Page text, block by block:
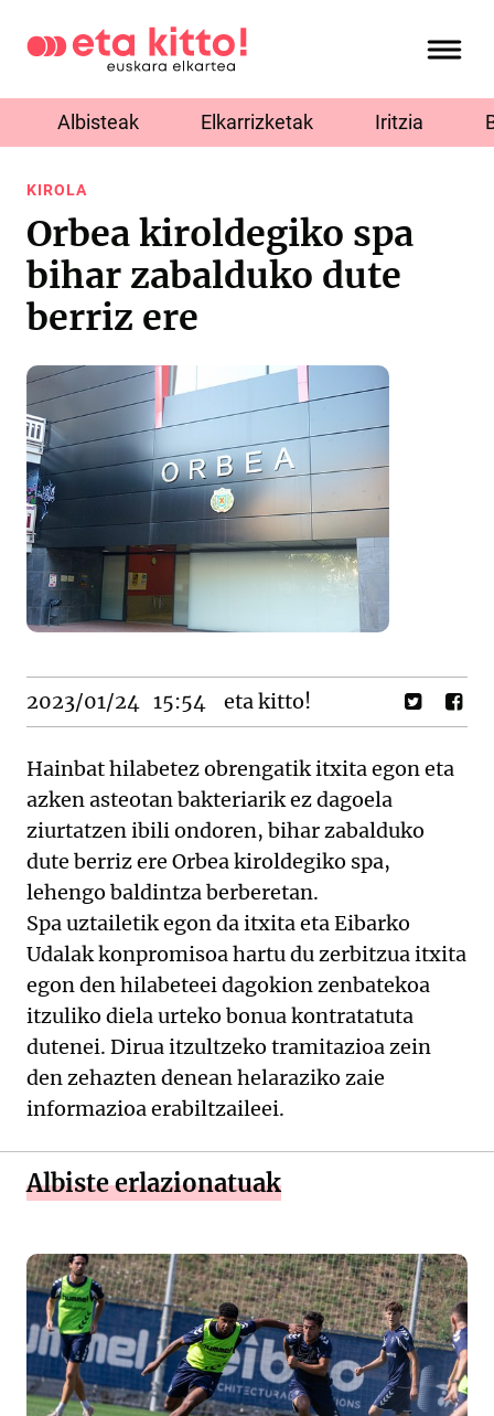
Albisteak Elkarrizketak Iritzia
KIROLA
Orbea kiroldegiko spa
bihar zabalduko dute
berriz ere
2023/01/24 15:54 eta kitto!
Hainbat hilabetez obrengatik itxita egon eta
azken asteotan bakteriarik ez dagoela
ziurtatzen ibili ondoren, bihar zabalduko
dute berriz ere Orbea kiroldegiko spa,
lehengo baldintza berberetan.
Spa uztailetik egon da itxita eta Eibarko
Udalak konpromisoa hartu du zerbitzua itxita
egon den hilabeteei dagokion zenbatekoa
itzuliko diela urteko bonua kontratatuta
dutenei. Dirua itzultzeko tramitazioa zein
den zehazten denean helaraziko zaie
informazioa erabiltzaileei.
Albiste erlazionatuak